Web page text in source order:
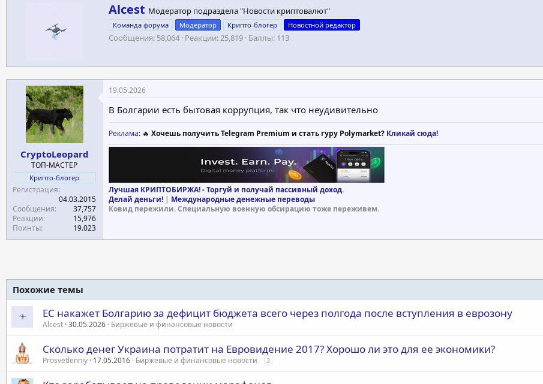
А
в
т
о
Alcest Модератор подраздела "Новости криптовалют"
Команда форума Модератор Крипто-блогер Новостной редактор
Сообщения 58,064 Реакции 25,819 Баллы 113
CryptoLeopard
ТОП-МАСТЕР
Крипто-блогер
Регистрация
04.03.2015
Сообщения
37,757
Реакции
15,976
Поинты
19.023
19.05.2026
В Болгарии есть бытовая коррупция, так что неудивительно
Реклама: 🔥 Хочешь получить Telegram Premium и стать гуру Polymarket? Кликай сюда!
Лучшая КРИПТОБИРЖА! - Торгуй и получай пассивный доход.
Делай деньги! | Международные денежные переводы
Ковид пережили. Специальную военную обсирацию тоже переживем.
Похожие темы
ЕС накажет Болгарию за дефицит бюджета всего через полгода после вступления в еврозону
Alcest 30.05.2026 Биржевые и финансовые новости
Сколько денег Украина потратит на Евровидение 2017? Хорошо ли это для ее экономики?
Prosvetlenniy 17.05.2016 Биржевые и финансовые новости 2